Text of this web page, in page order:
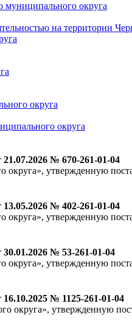
муниципального округа
на территории
округа
округа
№ 670-261-01-04
утвержденную
№ 402-261-01-04
утвержденную
№ 53-261-01-04
утвержденную
№ 1125-261-01-04
округа», утвержденную